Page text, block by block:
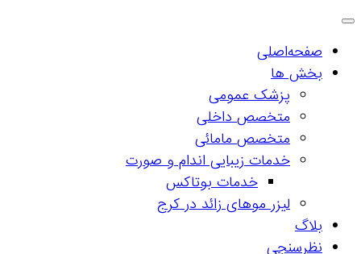
صفحه‌اصلی
بخش ها
پزشک عمومی
متخصص داخلی
متخصص مامائی
خدمات زیبایی اندام و صورت
خدمات بوتاکس
لیزر موهای زائد در کرج
بلاگ
نظرسنجی